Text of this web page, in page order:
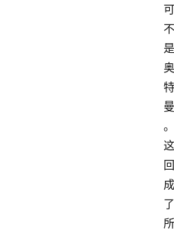
可
不
是
奥
特
曼
。
这
回
成
了
所